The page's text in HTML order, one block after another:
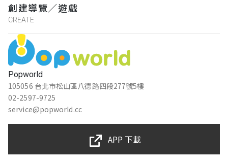
Popworld
105056 台北市松山區八德路四段277號5樓
02-2597-9725
service@popworld.cc
創建導覽／遊戲
CREATE
APP 下載